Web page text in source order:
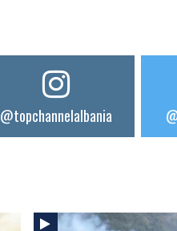
@topchannelalbania